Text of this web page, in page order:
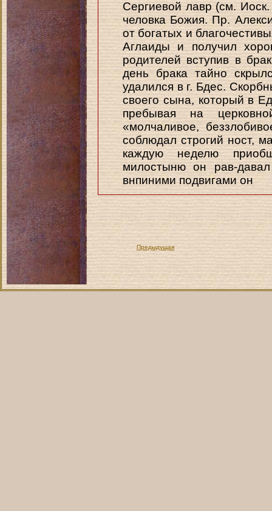
Сергиевой лавр (см.
человка Божия. Пр.
от богатых и
Аглаиды и получил
родителей вступив в
день брака тайно
удалился в г. Бдес.
своего сына, который в
пребывая на
«молчаливое,
соблюдал строгий ност,
каждую неделю
милостыню он рав-
внпиними подвигами он
Предыдущая